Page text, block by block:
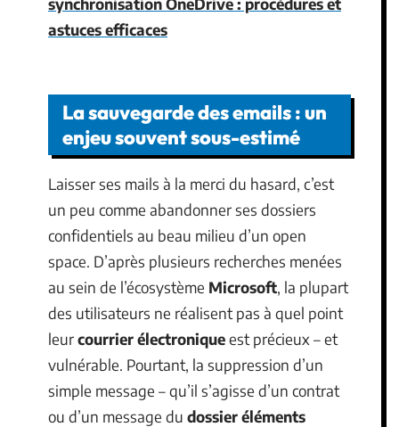
astuces efficaces
La sauvegarde des emails : un
enjeu souvent sous-estimé
Laisser ses mails à la merci du hasard, c’est
un peu comme abandonner ses dossiers
confidentiels au beau milieu d’un open
space. D’après plusieurs recherches menées
au sein de l’écosystème Microsoft, la plupart
des utilisateurs ne réalisent pas à quel point
leurcourrier électroniqueest précieux – et
vulnérable. Pourtant, la suppression d’un
simple message – qu’il s’agisse d’un contrat
ou d’un message du dossier éléments